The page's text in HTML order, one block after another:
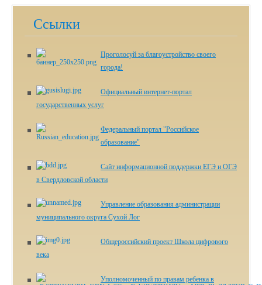
Ссылки
Проголосуй за благоустройство своего
города!
Официальный интернет-портал
государственных услуг
Федеральный портал "Российское
образование"
Сайт информационной поддержки ЕГЭ и ОГЭ
в Свердловской области
Управление образования администрации
муниципального округа Сухой Лог
Общероссийский проект Школа цифрового
века
Уполномоченный по правам ребенка в